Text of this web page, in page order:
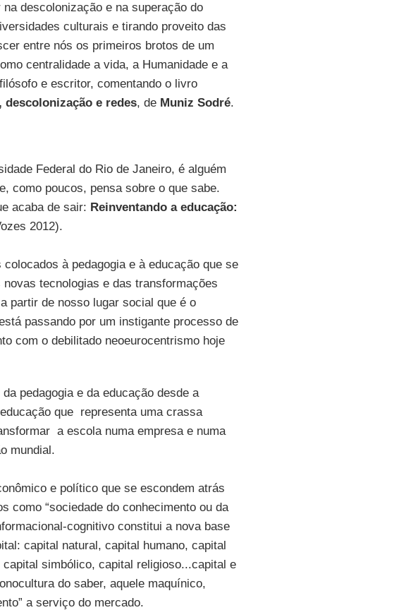
descolonização e na superação do
culturais e tirando proveito das
entre nós os primeiros brotos de um
centralidade a vida, a Humanidade e a
e escritor, comentando o livro
descolonização e redes, de Muniz Sodré.
Federal do Rio de Janeiro, é alguém
como poucos, pensa sobre o que sabe.
acaba de sair: Reinventando a educação:
2012).
à pedagogia e à educação que se
tecnologias e das transformações
partir de nosso lugar social que é o
passando por um instigante processo de
com o debilitado neoeurocentrismo hoje
pedagogia e da educação desde a
que representa uma crassa
a escola numa empresa e numa
mundial.
e político que se escondem atrás
como “sociedade do conhecimento ou da
cognitivo constitui a nova base
capital natural, capital humano, capital
simbólico, capital religioso...capital e
do saber, aquele maquínico,
a serviço do mercado.